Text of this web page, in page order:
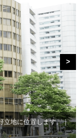
立地に位置します。｜
>